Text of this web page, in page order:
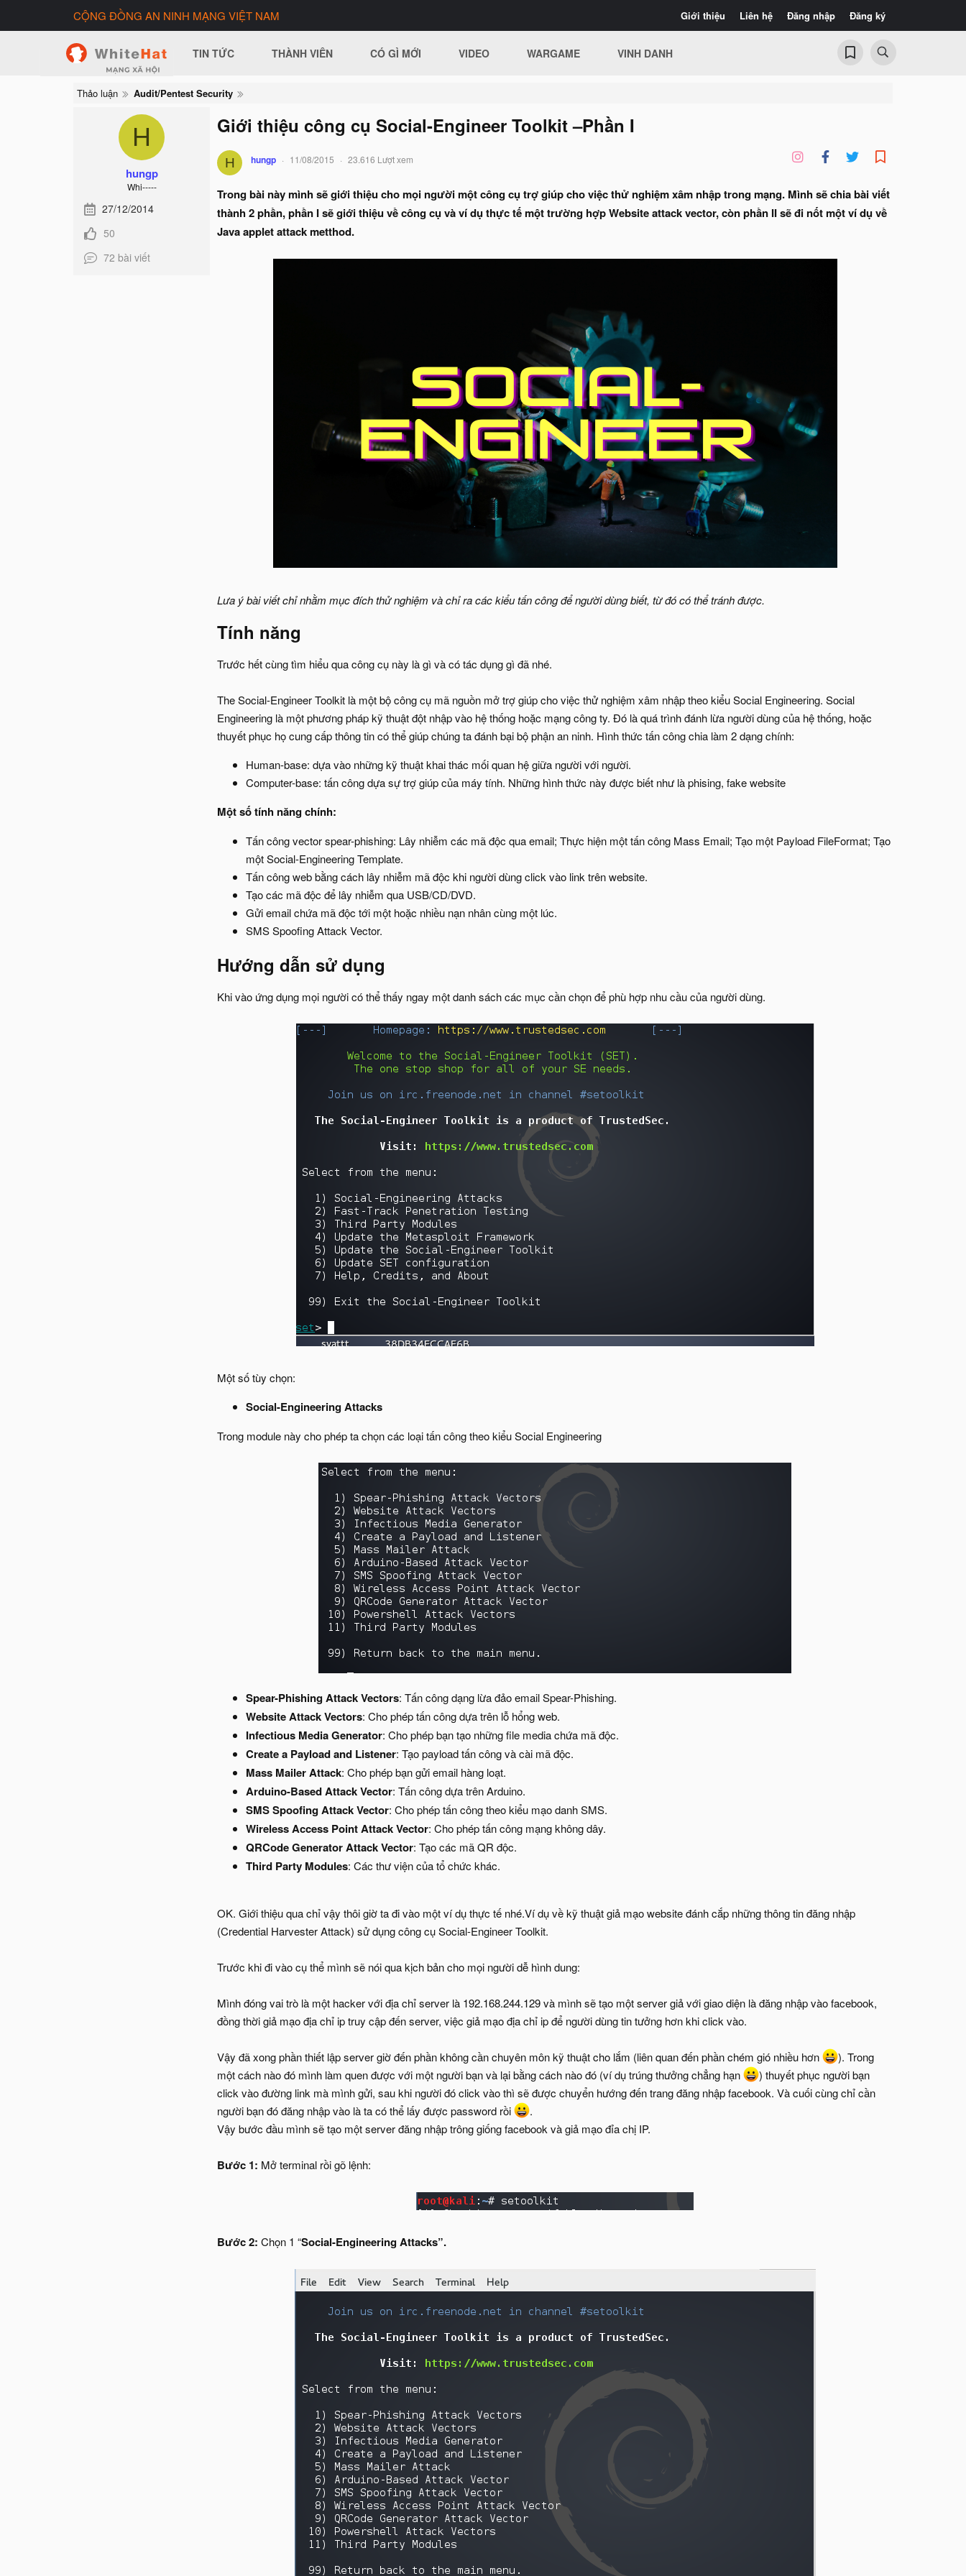
Giới thiệu Liên hệ Đăng nhập Đăng ký
CỘNG ĐỒNG AN NINH MẠNG VIỆT NAM
TIN TỨC THÀNH VIÊN CÓ GÌ MỚI VIDEO WARGAME VINH DANH
Thảo luận Audit/Pentest Security
H
hungp
Whi-----
27/12/2014
50
72 bài viết
Giới thiệu công cụ Social-Engineer Toolkit –Phần I
H hungp 11/08/2015 23.616 Lượt xem
Trong bài này mình sẽ giới thiệu cho mọi người một công cụ trợ giúp cho việc thử nghiệm xâm nhập trong mạng. Mình sẽ chia bài viết
thành 2 phần, phần I sẽ giới thiệu về công cụ và ví dụ thực tế một trường hợp Website attack vector, còn phần II sẽ đi nốt một ví dụ về
Java applet attack metthod.
Lưa ý bài viết chỉ nhằm mục đích thử nghiệm và chỉ ra các kiểu tấn công để người dùng biết, từ đó có thể tránh được.
Tính năng
Trước hết cùng tìm hiểu qua công cụ này là gì và có tác dụng gì đã nhé.
The Social-Engineer Toolkit là một bộ công cụ mã nguồn mở trợ giúp cho việc thử nghiệm xâm nhập theo kiểu Social Engineering. Social
Engineering là một phương pháp kỹ thuật đột nhập vào hệ thống hoặc mạng công ty. Đó là quá trình đánh lừa người dùng của hệ thống, hoặc
thuyết phục họ cung cấp thông tin có thể giúp chúng ta đánh bại bộ phận an ninh. Hình thức tấn công chia làm 2 dạng chính:
Human-base: dựa vào những kỹ thuật khai thác mối quan hệ giữa người với người.
Computer-base: tấn công dựa sự trợ giúp của máy tính. Những hình thức này được biết như là phising, fake website
Một số tính năng chính:
Tấn công vector spear-phishing: Lây nhiễm các mã độc qua email; Thực hiện một tấn công Mass Email; Tạo một Payload FileFormat; Tạo
một Social-Engineering Template.
Tấn công web bằng cách lây nhiễm mã độc khi người dùng click vào link trên website.
Tạo các mã độc để lây nhiễm qua USB/CD/DVD.
Gửi email chứa mã độc tới một hoặc nhiều nạn nhân cùng một lúc.
SMS Spoofing Attack Vector.
Hướng dẫn sử dụng
Khi vào ứng dụng mọi người có thể thấy ngay một danh sách các mục cần chọn để phù hợp nhu cầu của người dùng.
Một số tùy chọn:
Social-Engineering Attacks
Trong module này cho phép ta chọn các loại tấn công theo kiểu Social Engineering
Spear-Phishing Attack Vectors: Tấn công dạng lừa đảo email Spear-Phishing.
Website Attack Vectors: Cho phép tấn công dựa trên lỗ hổng web.
Infectious Media Generator: Cho phép bạn tạo những file media chứa mã độc.
Create a Payload and Listener: Tạo payload tấn công và cài mã độc.
Mass Mailer Attack: Cho phép bạn gửi email hàng loạt.
Arduino-Based Attack Vector: Tấn công dựa trên Arduino.
SMS Spoofing Attack Vector: Cho phép tấn công theo kiểu mạo danh SMS.
Wireless Access Point Attack Vector: Cho phép tấn công mạng không dây.
QRCode Generator Attack Vector: Tạo các mã QR độc.
Third Party Modules: Các thư viện của tổ chức khác.
OK. Giới thiệu qua chỉ vậy thôi giờ ta đi vào một ví dụ thực tế nhé.Ví dụ về kỹ thuật giả mạo website đánh cắp những thông tin đăng nhập
(Credential Harvester Attack) sử dụng công cụ Social-Engineer Toolkit.
Trước khi đi vào cụ thể mình sẽ nói qua kịch bản cho mọi người dễ hình dung:
Mình đóng vai trò là một hacker với địa chỉ server là 192.168.244.129 và mình sẽ tạo một server giả với giao diện là đăng nhập vào facebook,
đồng thời giả mạo địa chỉ ip truy cập đến server, việc giả mạo địa chỉ ip để người dùng tin tưởng hơn khi click vào.
Vậy đã xong phần thiết lập server giờ đến phần không cần chuyên môn kỹ thuật cho lắm (liên quan đến phần chém gió nhiều hơn
). Trong
một cách nào đó mình làm quen được với một người bạn và lại bằng cách nào đó (ví dụ trúng thưởng chẳng hạn
) thuyết phục người bạn
click vào đường link mà mình gửi, sau khi người đó click vào thì sẽ được chuyển hướng đến trang đăng nhập facebook. Và cuối cùng chỉ cần
người bạn đó đăng nhập vào là ta có thể lấy được password rồi
.
Vậy bước đầu mình sẽ tạo một server đăng nhập trông giống facebook và giả mạo đỉa chị IP.
Bước 1: Mở terminal rồi gõ lệnh:
Bước 2: Chọn 1 “Social-Engineering Attacks”.